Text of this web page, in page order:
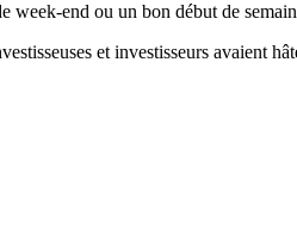
week-end ou un bon début de
et investisseurs avaient